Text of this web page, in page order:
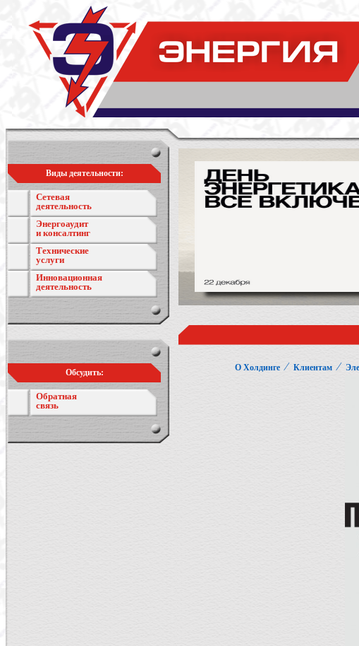
Виды деятельности:
Сетевая
деятельность
Энергоаудит
и консалтинг
Технические
услуги
Инновационная
деятельность
Обсудить:
Обратная
связь
О Холдинге ⁄ Клиентам ⁄